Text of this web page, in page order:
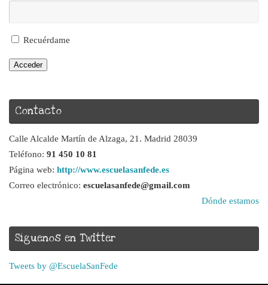
Recuérdame
Acceder
Contacto
Calle Alcalde Martín de Alzaga, 21. Madrid 28039
Teléfono: 91 450 10 81
Página web: http://www.escuelasanfede.es
Correo electrónico: escuelasanfede@gmail.com
Dónde estamos
Síguenos en Twitter
Tweets by @EscuelaSanFede